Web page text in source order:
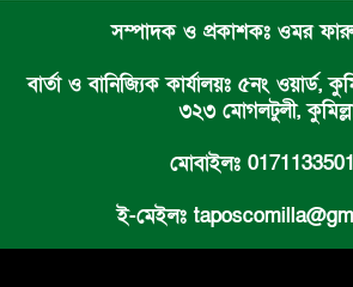
সম্পাদক ও প্রকাশকঃ ওমর
বার্তা ও বানিজ্যিক কার্যালয়ঃ ৫নং ওয়ার্ড,
৩২৩ মোগলটুলী,
মোবাইলঃ
ই-মেইলঃ